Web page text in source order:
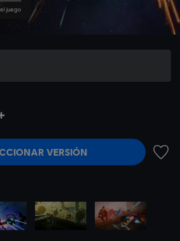
juego
VERSIÓN